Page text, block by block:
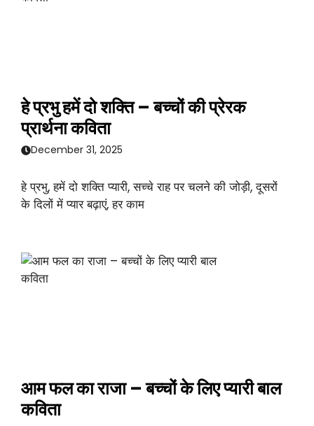
हे प्रभु हमें दो शक्ति – बच्चों की प्रेरक
प्रार्थना कविता
December 31, 2025
हे प्रभु, हमें दो शक्ति प्यारी, सच्चे राह पर चलने की जोड़ी, दूसरों
के दिलों में प्यार बढ़ाएं, हर काम
आम फल का राजा – बच्चों के लिए प्यारी बाल
कविता